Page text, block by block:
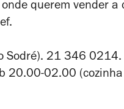
querem vender a
Sodré). 21 346 0214.
20.00-02.00